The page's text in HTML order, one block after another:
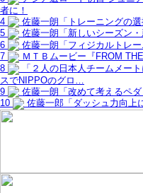
者に！
4
佐藤一朗「トレーニングの選
5
佐藤一朗「新しいシーズン
6
佐藤一朗「フィジカルトレー
7
ＭＴＢムービー『FROM
8
「２人の日本人チームメー
スでNIPPOのグロ…
9
佐藤一朗「改めて考えるペダ
10
佐藤一郎「ダッシュ力向上